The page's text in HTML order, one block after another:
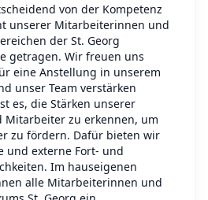
von der Kompetenz
unserer Mitarbeiterinnen und
der St. Georg
getragen. Wir freuen uns
eine Anstellung in unserem
unser Team verstärken
es, die Stärken unserer
zu erkennen, um
zu fördern. Dafür bieten wir
und externe Fort- und
Im hauseigenen
alle Mitarbeiterinnen und